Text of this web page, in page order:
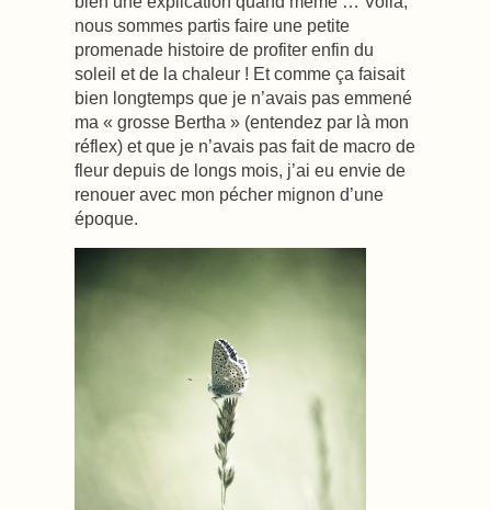
nous sommes partis faire une petite
promenade histoire de profiter enfin du
soleil et de la chaleur ! Et comme ça faisait
bien longtemps que je n’avais pas emmené
ma « grosse Bertha » (entendez par là mon
réflex) et que je n’avais pas fait de macro de
fleur depuis de longs mois, j’ai eu envie de
renouer avec mon pécher mignon d’une
époque.